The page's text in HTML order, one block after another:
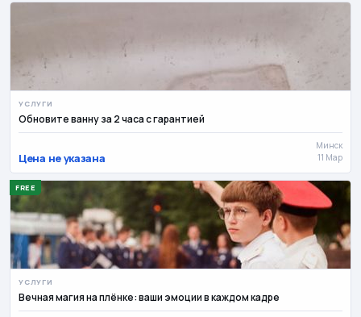
УСЛУГИ
Обновите ванну за 2 часа с гарантией
Цена не указана
Минск
11 Мар
УСЛУГИ
Вечная магия на плёнке: ваши эмоции в каждом кадре
FREE